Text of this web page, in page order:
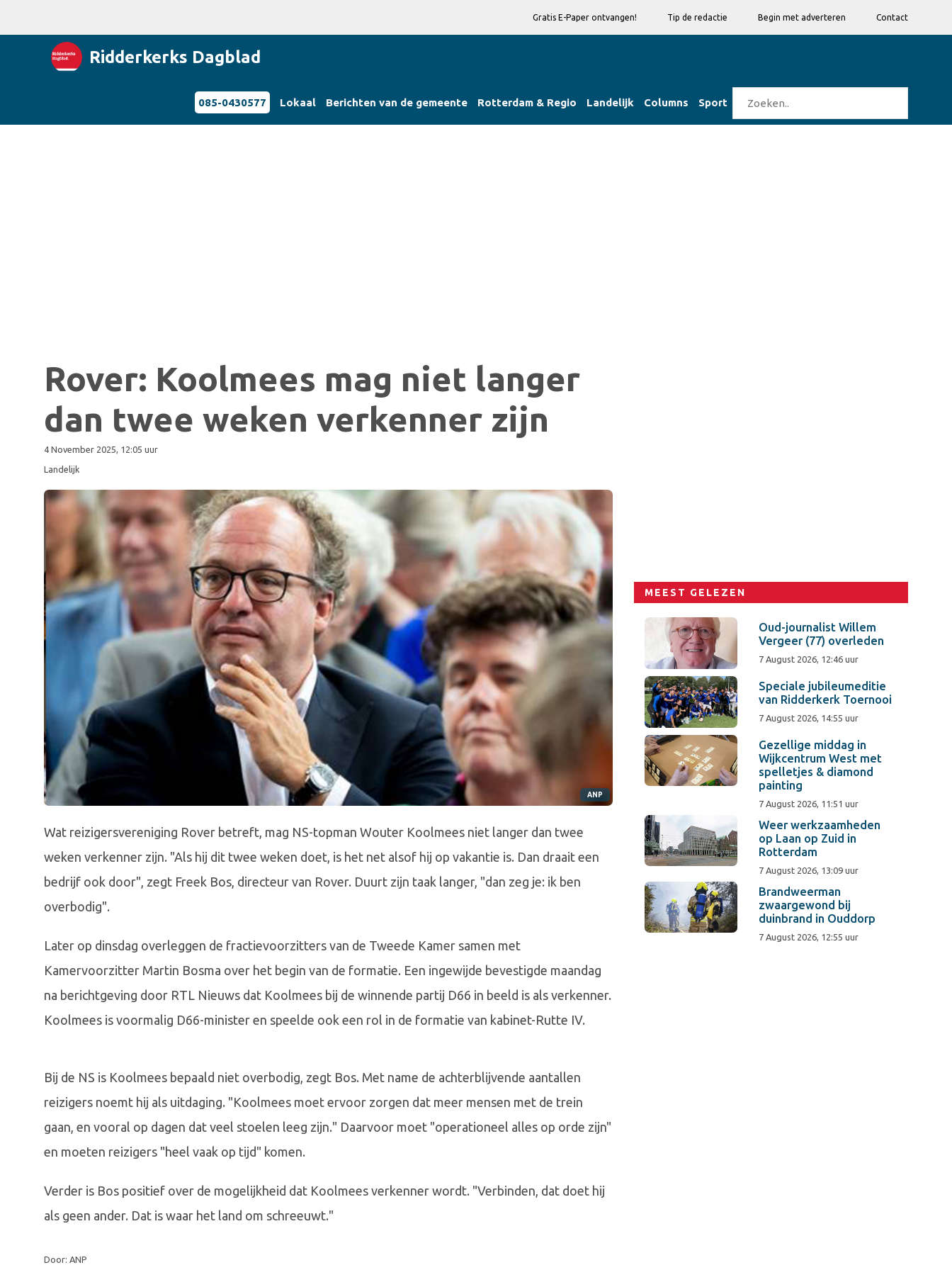
Gratis E-Paper ontvangen! Tip de redactie Begin met adverteren Contact
Ridderkerks Dagblad
085-0430577 Lokaal Berichten van de gemeente Rotterdam & Regio Landelijk Columns Sport
Rover: Koolmees mag niet langer
dan twee weken verkenner zijn
4 November 2025, 12:05 uur
Landelijk
ANP
Wat reizigersvereniging Rover betreft, mag NS-topman Wouter Koolmees niet langer dan twee
weken verkenner zijn. "Als hij dit twee weken doet, is het net alsof hij op vakantie is. Dan draait een
bedrijf ook door", zegt Freek Bos, directeur van Rover. Duurt zijn taak langer, "dan zeg je: ik ben
overbodig".
Later op dinsdag overleggen de fractievoorzitters van de Tweede Kamer samen met
Kamervoorzitter Martin Bosma over het begin van de formatie. Een ingewijde bevestigde maandag
na berichtgeving door RTL Nieuws dat Koolmees bij de winnende partij D66 in beeld is als verkenner.
Koolmees is voormalig D66-minister en speelde ook een rol in de formatie van kabinet-Rutte IV.
Bij de NS is Koolmees bepaald niet overbodig, zegt Bos. Met name de achterblijvende aantallen
reizigers noemt hij als uitdaging. "Koolmees moet ervoor zorgen dat meer mensen met de trein
gaan, en vooral op dagen dat veel stoelen leeg zijn." Daarvoor moet "operationeel alles op orde zijn"
en moeten reizigers "heel vaak op tijd" komen.
Verder is Bos positief over de mogelijkheid dat Koolmees verkenner wordt. "Verbinden, dat doet hij
als geen ander. Dat is waar het land om schreeuwt."
Door: ANP
MEEST GELEZEN
Oud-journalist Willem
Vergeer (77) overleden
7 August 2026, 12:46 uur
Speciale jubileumeditie
van Ridderkerk Toernooi
7 August 2026, 14:55 uur
Gezellige middag in
Wijkcentrum West met
spelletjes & diamond
painting
7 August 2026, 11:51 uur
Weer werkzaamheden
op Laan op Zuid in
Rotterdam
7 August 2026, 13:09 uur
Brandweerman
zwaargewond bij
duinbrand in Ouddorp
7 August 2026, 12:55 uur